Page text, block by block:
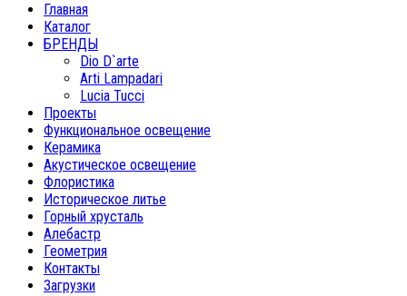
Главная
Каталог
БРЕНДЫ
Dio D`arte
Arti Lampadari
Lucia Tucci
Проекты
Функциональное освещение
Керамика
Акустическое освещение
Флористика
Историческое литье
Горный хрусталь
Алебастр
Геометрия
Контакты
Загрузки